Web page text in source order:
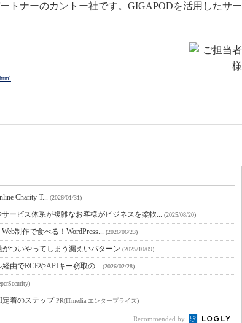
トナーのカントー社です。GIGAPODを活用したサー
Charity T... (2026/01/31)
ービス体系が複雑なお客様がビジネスを柔軟... (2025/08/20)
制作で食べる！WordPress... (2026/06/23)
ついやってしまう漏えいパターン (2025/10/09)
由でRCEやAPIキー窃取の... (2026/02/28)
着のステップPR(ITmedia エンタープライズ)
Recommended by